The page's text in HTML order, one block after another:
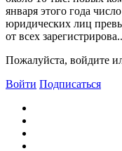
января этого года
юридических лиц
от всех
Пожалуйста, войдите
Войти Подписаться